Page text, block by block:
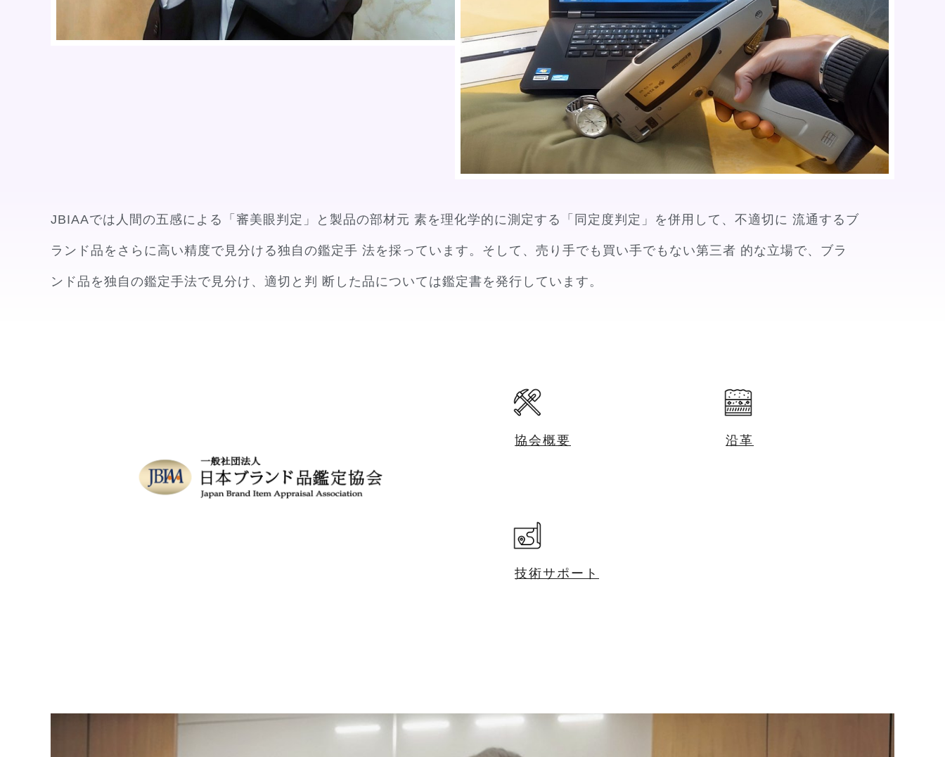
JBIAAでは人間の五感による「審美眼判定」と製品の部材元 素を理化学的に測定する「同定度判定」を併用して、不適切に 流通するブ
ランド品をさらに高い精度で見分ける独自の鑑定手 法を採っています。そして、売り手でも買い手でもない第三者 的な立場で、ブラ
ンド品を独自の鑑定手法で見分け、適切と判 断した品については鑑定書を発行しています。
協会概要 沿革
技術サポート